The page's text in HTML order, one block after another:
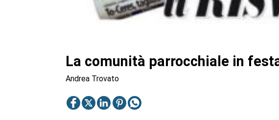
La comunità parrocchiale in
Andrea Trovato